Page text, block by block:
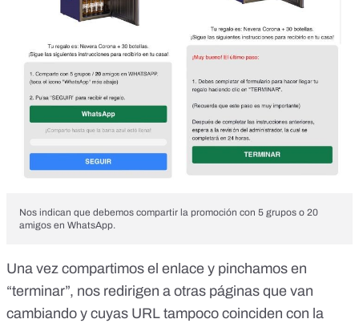
Nos indican que debemos compartir la promoción con 5 grupos o 20
amigos en WhatsApp.
Una vez compartimos el enlace y pinchamos en
“terminar”, nos redirigen a otras páginas que van
cambiando y cuyas URL tampoco coinciden con la